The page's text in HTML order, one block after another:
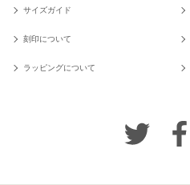
サイズガイド
刻印について
ラッピングについて